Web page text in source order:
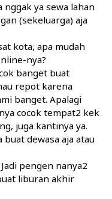
nggak ya sewa lahan
(sekeluarga) aja
kota, apa mudah
nya?
banget buat
repot karena
banget. Apalagi
cocok tempat2 kek
juga kantinya ya.
dewasa aja atau
pengen nanya2
liburan akhir